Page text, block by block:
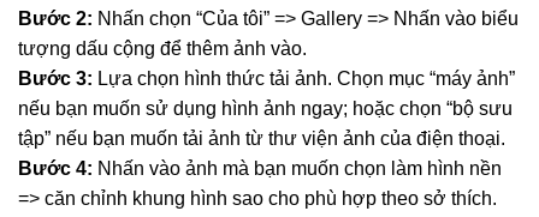
Bước 2: Nhấn chọn “Của tôi” => Gallery => Nhấn vào biểu
tượng dấu cộng để thêm ảnh vào.
Bước 3: Lựa chọn hình thức tải ảnh. Chọn mục “máy ảnh”
nếu bạn muốn sử dụng hình ảnh ngay; hoặc chọn “bộ sưu
tập” nếu bạn muốn tải ảnh từ thư viện ảnh của điện thoại.
Bước 4: Nhấn vào ảnh mà bạn muốn chọn làm hình nền
=> căn chỉnh khung hình sao cho phù hợp theo sở thích.